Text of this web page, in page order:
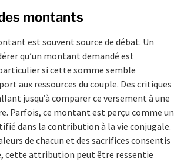
montants
est souvent source de débat. Un
qu’un montant demandé est
si cette somme semble
aux ressources du couple. Des critiques
jusqu’à comparer ce versement à une
Parfois, ce montant est perçu comme un
dans la contribution à la vie conjugale.
de chacun et des sacrifices consentis
cette attribution peut être ressentie